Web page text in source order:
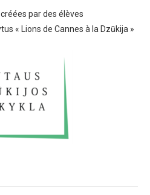
par des élèves
« Lions de Cannes à la Dzūkija »